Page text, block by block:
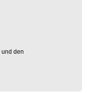
und den